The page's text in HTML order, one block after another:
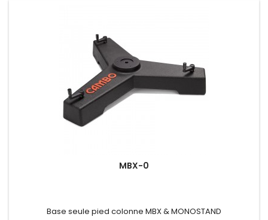
MBX-0
Base seule pied colonne MBX & MONOSTAND